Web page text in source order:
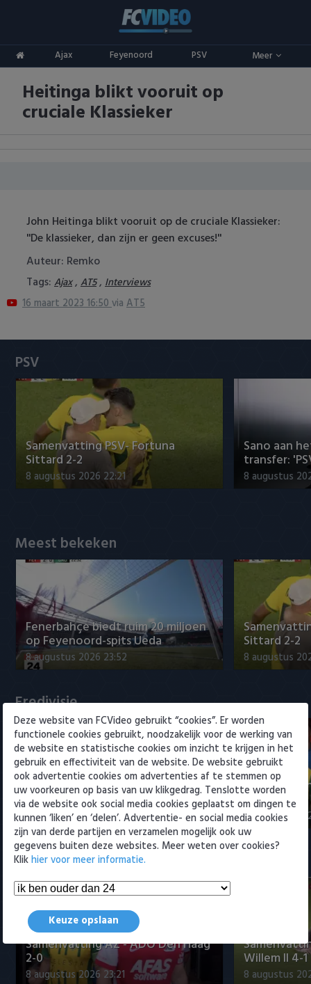
Ajax Feyenoord PSV Meer
ADO Den Haag
Ajax
FC Twente
FC Utrecht
Feyenoord
NAC Breda
PEC Zwolle
PSV
Roda JC
SC Heerenveen
Vitesse
VVV Venlo
Willem II
Competities
Eredivisie
Vrouwenvoetbal
Champions League
Europa League
Oranje
Heitinga blikt vooruit op
cruciale Klassieker
John Heitinga blikt vooruit op de cruciale Klassieker:
''De klassieker, dan zijn er geen excuses!''
Auteur: Remko
Tags: Ajax, AT5, Interviews
16 maart 2023 16:50via AT5
PSV
Samenvatting PSV- Fortuna
Sittard 2-2
8 augustus 2026 22:21
Sano aan
transfer:
8 augustus
Meest bekeken
Fenerbahçe biedt ruim 20 miljoen
op Feyenoord-spits Ueda
8 augustus 2026 23:52
Sittard 2-2
8 augustus
Eredivisie
Fenerbahçe biedt ruim 20 miljoen
op Feyenoord-spits Ueda
8 augustus 2026 23:52
2-0
8 augustus
Samenvattingen Eredivisie
Samenvatting AZ - ADO Den Haag
2-0
8 augustus 2026 23:21
Willem II 4-1
8 augustus
Deze website van FCVideo gebruikt “cookies”. Er worden
functionele cookies gebruikt, noodzakelijk voor de werking van
de website en statistische cookies om inzicht te krijgen in het
gebruik en effectiviteit van de website. De website gebruikt
ook advertentie cookies om advertenties af te stemmen op
uw voorkeuren op basis van uw klikgedrag. Tenslotte worden
via de website ook social media cookies geplaatst om dingen te
kunnen ‘liken’ en ‘delen’. Advertentie- en social media cookies
zijn van derde partijen en verzamelen mogelijk ook uw
gegevens buiten deze websites. Meer weten over cookies?
Klikhier voor meer informatie.
Keuze opslaan